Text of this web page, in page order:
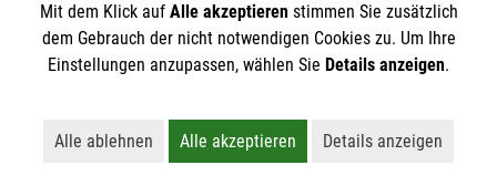
BIC: GENODED1PA7
Hans-Geiger-Straße 16
48291 Telgte
kontakt.telgte@malteser.org
Der Malteser Hilfsdienst e.V. ist als eingetragene
Gewerbesteuer befreit.
Mit dem Klick auf Alle akzeptierenstimmen Sie zusätzlich
dem Gebrauch der nicht notwendigen Cookies zu. Um Ihre
Einstellungen anzupassen, wählen Sie Details anzeigen.
Alle ablehnen
Lehnt alle nicht-essentiellen Cookies ab
Alle akzeptieren
Akzeptiert alle Cookies
Details anzeigen